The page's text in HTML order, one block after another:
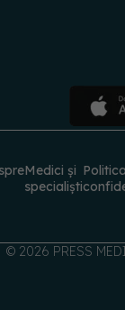
Medici și
specialiști
© 2026 PRESS